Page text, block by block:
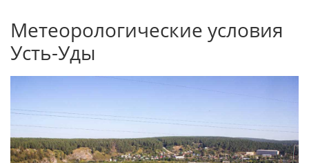
Метеорологические условия
Усть-Уды